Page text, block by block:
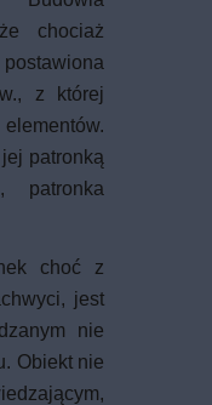
chociaż
postawiona
z której
patronką
patronka
choć z
jest
nie
Obiekt nie